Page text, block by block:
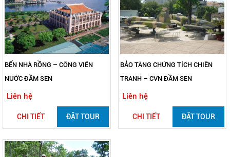
BẾN NHÀ RỒNG – CÔNG VIÊN
NƯỚC ĐẦM SEN
Liên hệ
CHI TIẾT ĐẶT TOUR
BẢO TÀNG CHỨNG TÍCH CHIÊN
TRANH – CVN ĐẦM SEN
Liên hệ
CHI TIẾT ĐẶT TOUR